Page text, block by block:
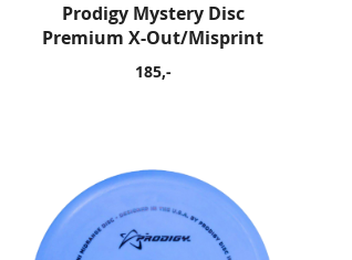
Prodigy Mystery Disc
Premium X-Out/Misprint
185,-